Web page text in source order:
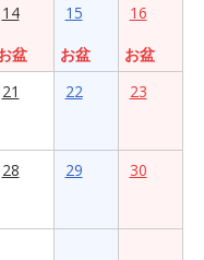
14
盆
15
お盆
16
お盆
21 22 23
28 29 30